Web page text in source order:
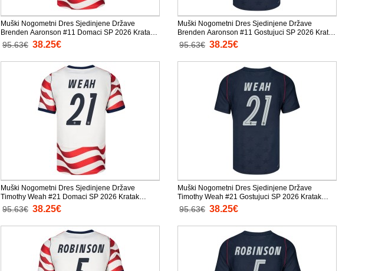
Muški Nogometni Dres Sjedinjene Države
Brenden Aaronson #11 Domaci SP 2026 Kratak
Rukav
95.63€ 38.25€
Muški Nogometni Dres Sjedinjene Države
Brenden Aaronson #11 Gostujuci SP 2026 Kratak
Rukav
95.63€ 38.25€
Muški Nogometni Dres Sjedinjene Države
Timothy Weah #21 Domaci SP 2026 Kratak
Rukav
95.63€ 38.25€
Muški Nogometni Dres Sjedinjene Države
Timothy Weah #21 Gostujuci SP 2026 Kratak
Rukav
95.63€ 38.25€